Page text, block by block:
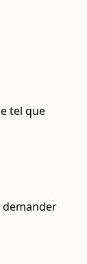
tel que
demander